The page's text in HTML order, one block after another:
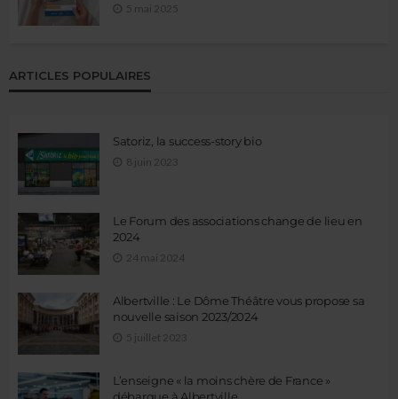
5 mai 2025
ARTICLES POPULAIRES
Satoriz, la success-story bio
8 juin 2023
Le Forum des associations change de lieu en
2024
24 mai 2024
Albertville : Le Dôme Théâtre vous propose sa
nouvelle saison 2023/2024
5 juillet 2023
L’enseigne « la moins chère de France »
débarque à Albertville